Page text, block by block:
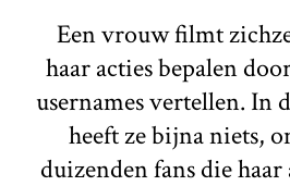
Een vrouw filmt
haar acties bepalen
usernames vertellen. In
heeft ze bijna niets,
duizenden fans die